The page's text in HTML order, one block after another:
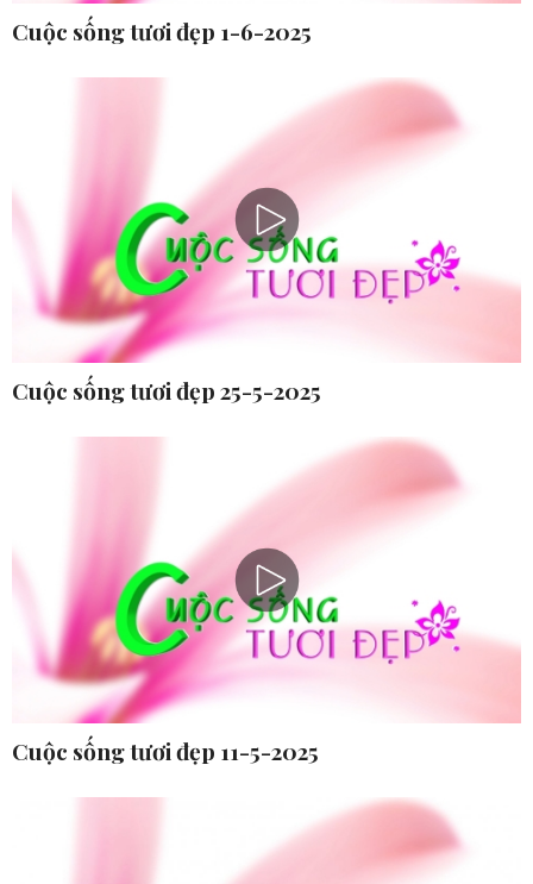
Cuộc sống tươi đẹp 1-6-2025
Cuộc sống tươi đẹp 25-5-2025
Cuộc sống tươi đẹp 11-5-2025